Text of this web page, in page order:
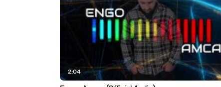
2:04